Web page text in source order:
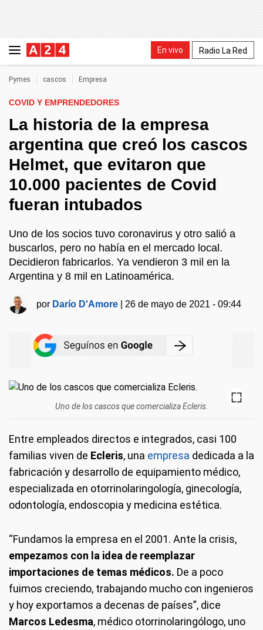
En vivo Radio La Red
Pymes cascos Empresa
COVID Y EMPRENDEDORES
La historia de la empresa
argentina que creó los cascos
Helmet, que evitaron que
10.000 pacientes de Covid
fueran intubados
Uno de los socios tuvo coronavirus y otro salió a
buscarlos, pero no había en el mercado local.
Decidieron fabricarlos. Ya vendieron 3 mil en la
Argentina y 8 mil en Latinoamérica.
por Darío D'Amore 26 de mayo de 2021 - 09:44
Uno de los cascos que comercializa Ecleris.
Entre empleados directos e integrados, casi 100
familias viven de Ecleris, una empresa dedicada a la
fabricación y desarrollo de equipamiento médico,
especializada en otorrinolaringología, ginecología,
odontología, endoscopia y medicina estética.
“Fundamos la empresa en el 2001. Ante la crisis,
empezamos con la idea de reemplazar
importaciones de temas médicos. De a poco
fuimos creciendo, trabajando mucho con ingenieros
y hoy exportamos a decenas de países”, dice
Marcos Ledesma, médico otorrinolaringólogo, uno